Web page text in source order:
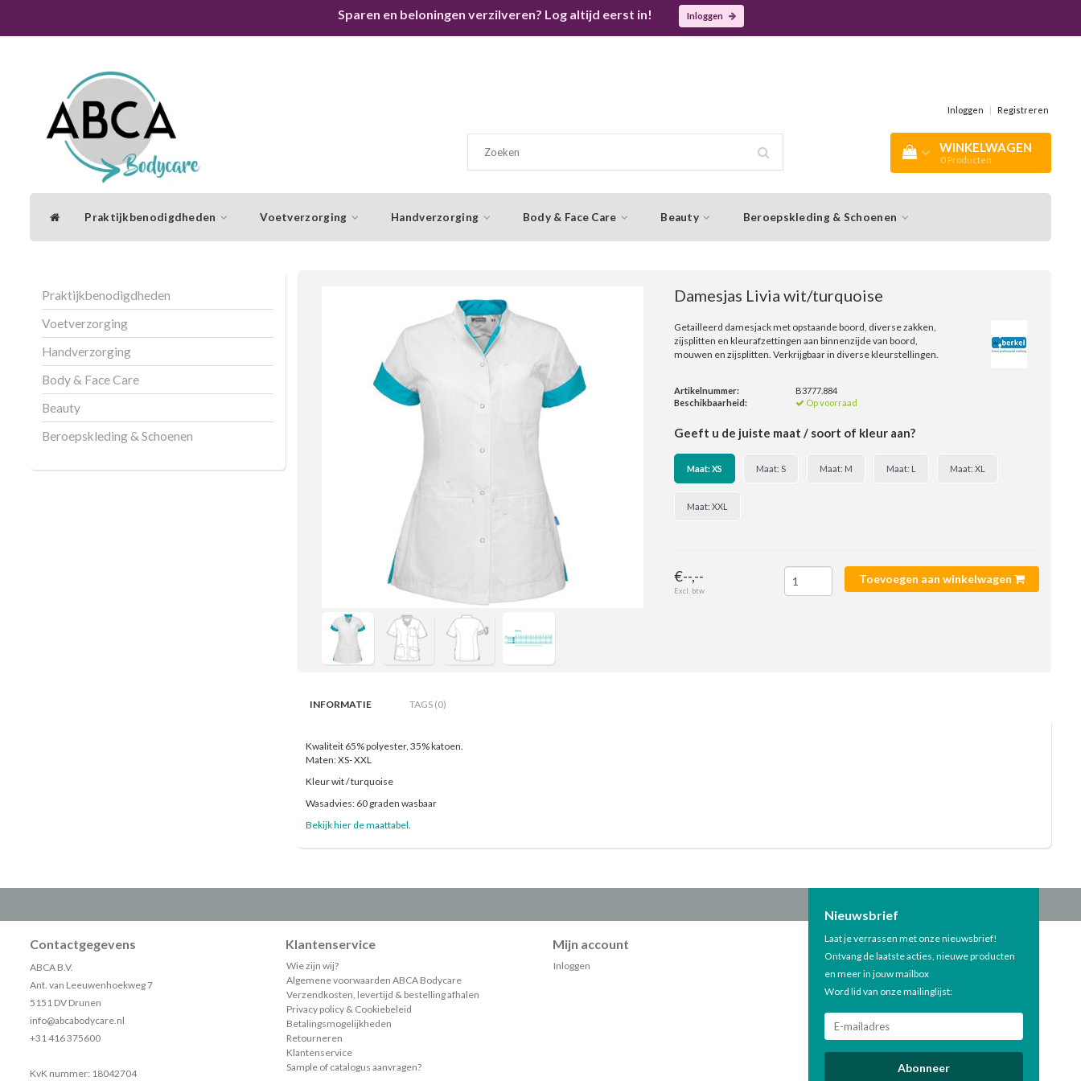
Sparen en beloningen verzilveren? Log altijd eerst in! Inloggen
Inloggen | Registreren
WINKELWAGEN
0 Producten
Praktijkbenodigdheden Voetverzorging Handverzorging Body & Face Care Beauty Beroepskleding & Schoenen
Praktijkbenodigdheden
Voetverzorging
Handverzorging
Body & Face Care
Beauty
Beroepskleding & Schoenen
Damesjas Livia wit/turquoise
Getailleerd damesjack met opstaande boord, diverse zakken,
zijsplitten en kleurafzettingen aan binnenzijde van boord,
mouwen en zijsplitten. Verkrijgbaar in diverse kleurstellingen.
Artikelnummer:
B3777.884
Beschikbaarheid:
Op voorraad
Geeft u de juiste maat / soort of kleur aan?
Maat: XS Maat: S Maat: M Maat: L Maat: XL
Maat: XXL
€--,--
Excl. btw
Toevoegen aan winkelwagen
INFORMATIE TAGS (0)
Kwaliteit 65% polyester, 35% katoen.
Maten: XS- XXL
Kleur wit / turquoise
Wasadvies: 60 graden wasbaar
Bekijk hier de maattabel.
Contactgegevens
ABCA B.V.
Ant. van Leeuwenhoekweg 7
5151 DV Drunen
info@abcabodycare.nl
+31 416 375600
KvK nummer: 18042704
Klantenservice
Wie zijn wij?
Algemene voorwaarden ABCA Bodycare
Verzendkosten, levertijd & bestelling afhalen
Privacy policy & Cookiebeleid
Betalingsmogelijkheden
Retourneren
Klantenservice
Sample of catalogus aanvragen?
Mijn account
Inloggen
Nieuwsbrief
Laat je verrassen met onze nieuwsbrief!
Ontvang de laatste acties, nieuwe producten
en meer in jouw mailbox
Word lid van onze mailinglijst:
Abonneer